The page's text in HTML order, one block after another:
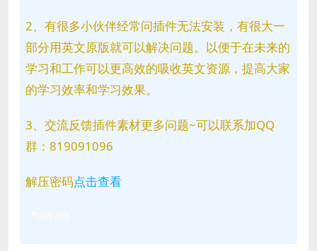
2、有很多小伙伴经常问插件无法安装，有很大一
部分用英文原版就可以解决问题。以便于在未来的
学习和工作可以更高效的吸收英文资源，提高大家
的学习效率和学习效果。
3、交流反馈插件素材更多问题~可以联系加QQ
群：819091096
解压密码点击查看